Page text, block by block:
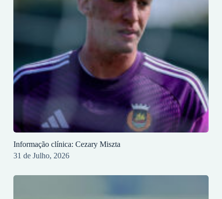
Informação clínica: Cezary Miszta
31 de Julho, 2026